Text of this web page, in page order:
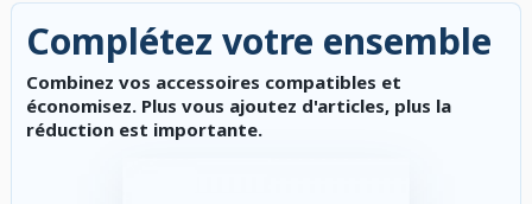
Complétez votre ensemble
Combinez vos accessoires compatibles et
économisez. Plus vous ajoutez d'articles, plus la
réduction est importante.